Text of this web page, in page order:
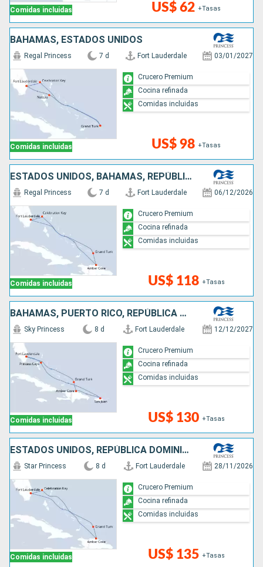
Comidas incluidas US$ 62 +Tasas
BAHAMAS, ESTADOS UNIDOS
Comidas incluidas
Regal Princess 7 d Fort Lauderdale 03/01/2027
US$ 98 +Tasas
Crucero Premium
Cocina refinada
Comidas incluidas
ESTADOS UNIDOS, BAHAMAS, REPÚBLICA DOMINICANA
Comidas incluidas
Regal Princess 7 d Fort Lauderdale 06/12/2026
US$ 118 +Tasas
Crucero Premium
Cocina refinada
Comidas incluidas
BAHAMAS, PUERTO RICO, REPÚBLICA DOMINICANA, ESTADOS UNIDOS
Comidas incluidas
Sky Princess 8 d Fort Lauderdale 12/12/2027
US$ 130 +Tasas
Crucero Premium
Cocina refinada
Comidas incluidas
ESTADOS UNIDOS, REPÚBLICA DOMINICANA, BAHAMAS
Comidas incluidas
Star Princess 8 d Fort Lauderdale 28/11/2026
US$ 135 +Tasas
Crucero Premium
Cocina refinada
Comidas incluidas